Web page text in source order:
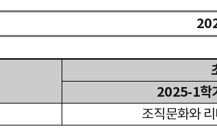
2025-1학
조직문화와